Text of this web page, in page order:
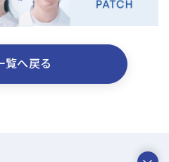
覧へ戻る